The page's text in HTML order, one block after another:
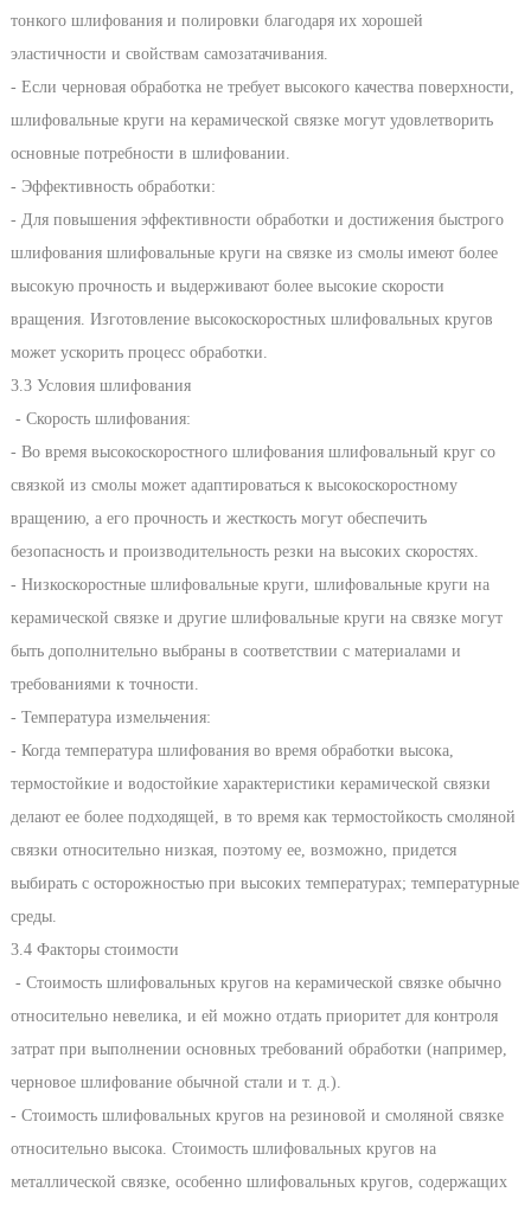
тонкого шлифования и полировки благодаря их хорошей
эластичности и свойствам самозатачивания.
- Если черновая обработка не требует высокого качества поверхности,
шлифовальные круги на керамической связке могут удовлетворить
основные потребности в шлифовании.
- Эффективность обработки:
- Для повышения эффективности обработки и достижения быстрого
шлифования шлифовальные круги на связке из смолы имеют более
высокую прочность и выдерживают более высокие скорости
вращения. Изготовление высокоскоростных шлифовальных кругов
может ускорить процесс обработки.
3.3 Условия шлифования
- Скорость шлифования:
- Во время высокоскоростного шлифования шлифовальный круг со
связкой из смолы может адаптироваться к высокоскоростному
вращению, а его прочность и жесткость могут обеспечить
безопасность и производительность резки на высоких скоростях.
- Низкоскоростные шлифовальные круги, шлифовальные круги на
керамической связке и другие шлифовальные круги на связке могут
быть дополнительно выбраны в соответствии с материалами и
требованиями к точности.
- Температура измельчения:
- Когда температура шлифования во время обработки высока,
термостойкие и водостойкие характеристики керамической связки
делают ее более подходящей, в то время как термостойкость смоляной
связки относительно низкая, поэтому ее, возможно, придется
выбирать с осторожностью при высоких температурах; температурные
среды.
3.4 Факторы стоимости
- Стоимость шлифовальных кругов на керамической связке обычно
относительно невелика, и ей можно отдать приоритет для контроля
затрат при выполнении основных требований обработки (например,
черновое шлифование обычной стали и т. д.).
- Стоимость шлифовальных кругов на резиновой и смоляной связке
относительно высока. Стоимость шлифовальных кругов на
металлической связке, особенно шлифовальных кругов, содержащих